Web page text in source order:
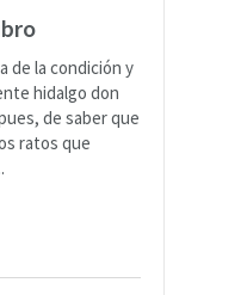
de la condición y
hidalgo don
de saber que
ratos que